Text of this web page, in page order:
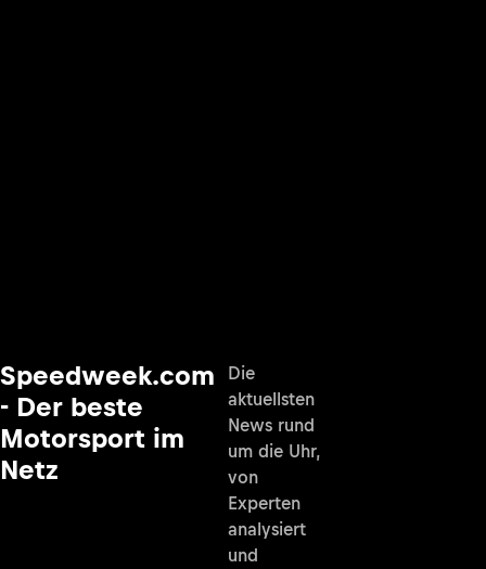
Speedweek.com
- Der beste
Motorsport im
Netz
Die
aktuellsten
News rund
um die Uhr,
von
Experten
analysiert
und